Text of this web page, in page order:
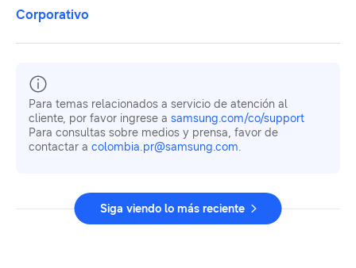
Corporativo
Para temas relacionados a servicio de atención al
cliente, por favor ingrese a samsung.com/co/support
Para consultas sobre medios y prensa, favor de
contactar a colombia.pr@samsung.com.
Siga viendo lo más reciente